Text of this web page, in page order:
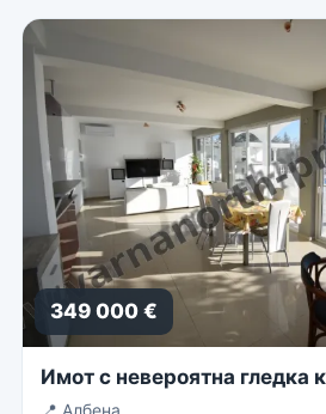
349 000 €
Имот с невероятна гледка
📍 Албена